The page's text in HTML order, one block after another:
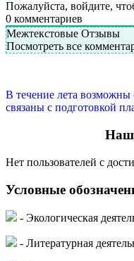
Пожалуйста, войдите,
0 комментариев
Межтекстовые Отзывы
Посмотреть все
В течение лета возможны
связаны с подготовкой
Нет пользователей с
Условные
- Экологическая
- Литературная